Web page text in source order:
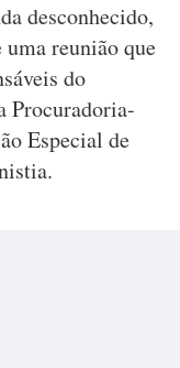
desconhecido,
reunião que
do
Procuradoria-
Especial de